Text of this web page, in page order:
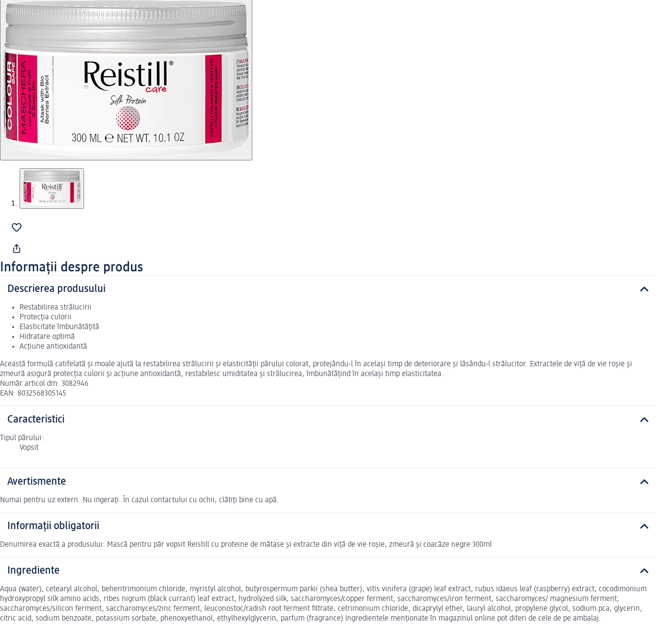
Informații despre produs
Descrierea produsului
Restabilirea strălucirii
Protecția culorii
Elasticitate îmbunătățită
Hidratare optimă
Acțiune antioxidantă
Această formulă catifelată și moale ajută la restabilirea strălucirii și elasticității părului colorat, protejându-l în același timp de deteriorare și lăsându-l strălucitor. Extractele de viță de vie roșie și
zmeură asigură protecția culorii și acțiune antioxidantă, restabilesc umiditatea și strălucirea, îmbunătățind în același timp elasticitatea.
Număr articol dm: 3082946
EAN: 8032568305145
Caracteristici
Tipul părului:
Vopsit
Avertismente
Numai pentru uz extern. Nu iпgerați. În cazul contactului cu ochii, clătiți bine cu apă.
Informații obligatorii
Denumirea exactă a produsului: Mască pentru păr vopsit Reistill cu proteine de mătase și extracte din viță de vie roșie, zmeură și coacăze negre 300ml
Ingrediente
Aqua (water), cetearyl alcohol, behentrimonium chloride, myristyl alcohol, butyrospermum parkii (shea butter), vitis vinifera (grape) leaf extract, rubus idaeus leaf (raspberry) extract, cocodimonium
hydroxypropyl silk amino acids, ribes nigrum (black currant) leaf extract, hydrolyzed silk, saccharomyces/copper ferment, saccharomyces/iron ferment, saccharomyces/ magnesium ferment,
saccharomyces/silicon ferment, saccharomyces/zinc ferment, leuconostoc/radish root ferment filtrate, cetrimonium chloride, dicaprylyl ether, lauryl alcohol, propylene glycol, sodium pca, glycerin,
citric acid, sodium benzoate, potassium sorbate, phenoxyethanol, ethylhexylglycerin, parfum (fragrance) Ingredientele menționate în magazinul online pot diferi de cele de pe ambalaj.